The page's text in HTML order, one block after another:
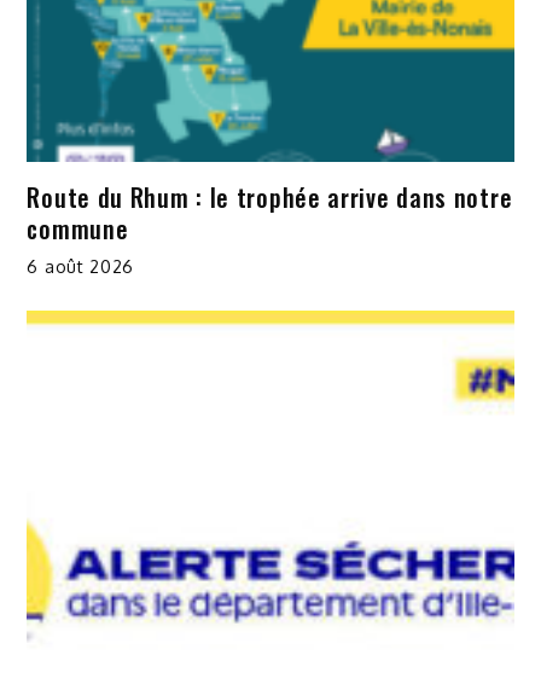
Route du Rhum : le trophée arrive dans notre
commune
6 août 2026